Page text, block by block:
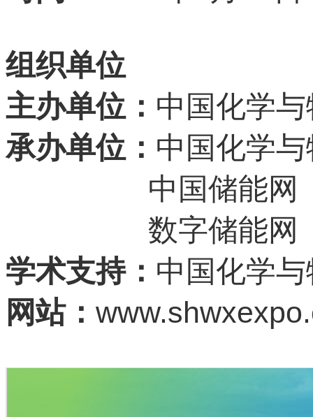
组织单位
主办单位： 中国化学
承办单位： 中国化学
中国储能网
数字储能网
学术支持： 中国化学
网站：